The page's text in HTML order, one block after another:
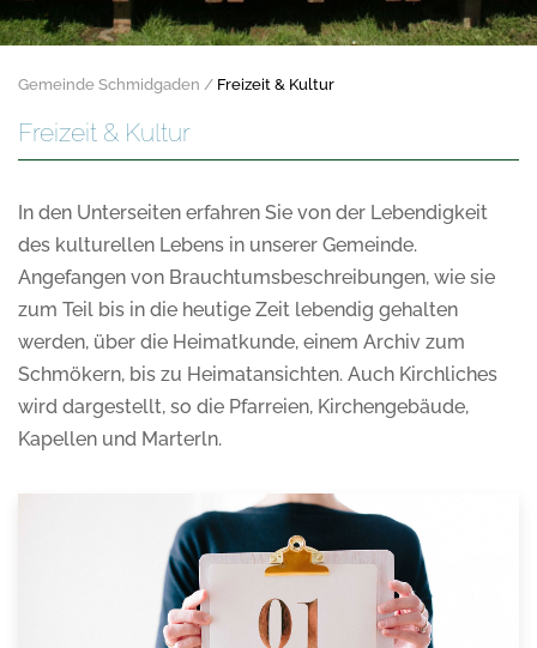
Gemeinde Schmidgaden Freizeit & Kultur
Freizeit & Kultur
In den Unterseiten erfahren Sie von der Lebendigkeit
des kulturellen Lebens in unserer Gemeinde.
Angefangen von Brauchtumsbeschreibungen, wie sie
zum Teil bis in die heutige Zeit lebendig gehalten
werden, über die Heimatkunde, einem Archiv zum
Schmökern, bis zu Heimatansichten. Auch Kirchliches
wird dargestellt, so die Pfarreien, Kirchengebäude,
Kapellen und Marterln.